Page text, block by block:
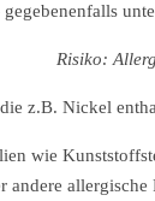
Risiko:
z.B. Nickel
wie